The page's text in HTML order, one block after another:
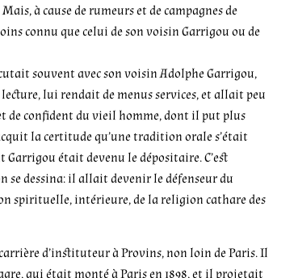
à cause de rumeurs et de campagnes de
connu que celui de son voisin Garrigou ou de
souvent avec son voisin Adolphe Garrigou,
lui rendait de menus services, et allait peu
de confident du vieil homme, dont il put plus
la certitude qu’une tradition orale s’était
était devenu le dépositaire. C’est
se dessina: il allait devenir le défenseur du
spirituelle, intérieure, de la religion cathare des
d’instituteur à Provins, non loin de Paris. Il
qui était monté à Paris en 1898, et il projetait